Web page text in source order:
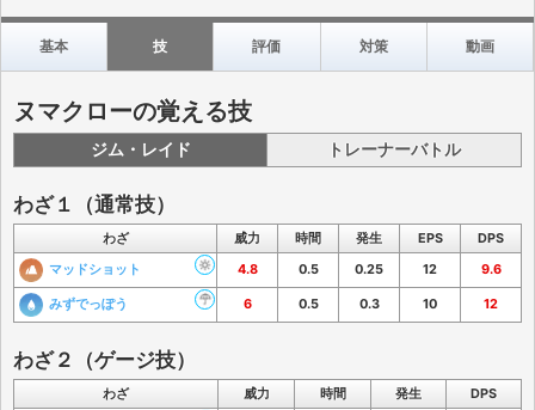
基本 技 評価 対策 動画
ヌマクローの覚える技
ジム・レイド トレーナーバトル
わざ１（通常技）
わざ 威力 時間 発生 EPS
DPS
マッドショット
4.8 0.5 0.25 12 9.6
みずでっぽう 6 0.5 0.3 10 12
わざ２（ゲージ技）
わざ 威力 時間 発生
DPS